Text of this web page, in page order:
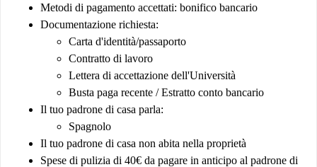
Metodi di pagamento accettati: bonifico bancario
Documentazione richiesta:
Carta d'identità/passaporto
Contratto di lavoro
Lettera di accettazione dell'Università
Busta paga recente / Estratto conto bancario
Il tuo padrone di casa parla:
Spagnolo
Il tuo padrone di casa non abita nella proprietà
Spese di pulizia di 40€ da pagare in anticipo al padrone di